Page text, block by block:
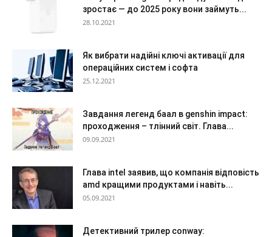
зростає — до 2025 року вони займуть...
28.10.2021
Як вибрати надійні ключі активації для
операційних систем і софта
25.12.2021
Завдання легенд баал в genshin impact:
проходження – тлінний світ. Глава...
09.09.2021
Глава intel заявив, що компанія відповість
amd кращими продуктами і навіть...
05.09.2021
Детективний трилер conway: